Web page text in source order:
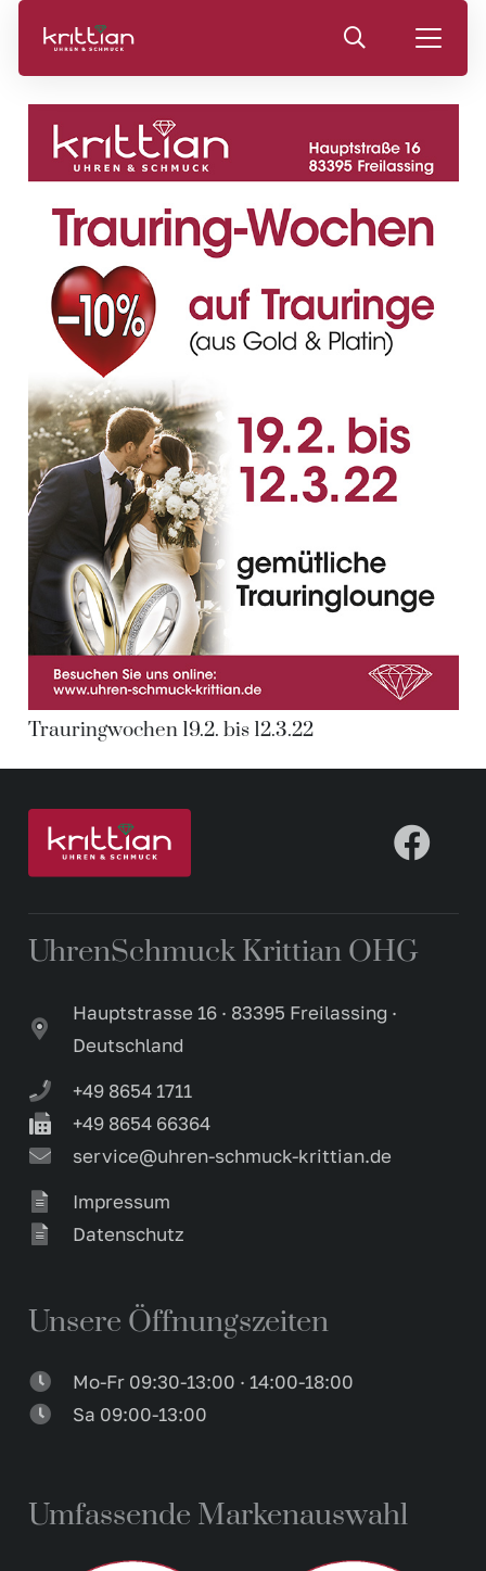
Trauringwochen 19.2. bis 12.3.22
UhrenSchmuck Krittian OHG
Hauptstrasse 16 · 83395 Freilassing ·
Deutschland
+49 8654 1711
+49 8654 66364
service@uhren-schmuck-krittian.de
Impressum
Datenschutz
Unsere Öffnungszeiten
Mo-Fr 09:30-13:00 · 14:00-18:00
Sa 09:00-13:00
Umfassende Markenauswahl